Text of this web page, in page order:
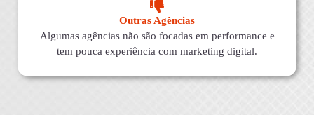
Outras Agências
Algumas agências não são focadas em performance e
tem pouca experiência com marketing digital.